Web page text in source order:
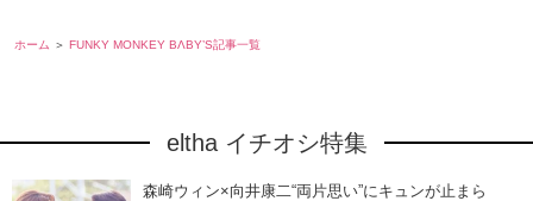
ホーム FUNKY MONKEY BΛBY’S記事一覧
eltha イチオシ特集
森崎ウィン×向井康二“両片思い”にキュンが止まら